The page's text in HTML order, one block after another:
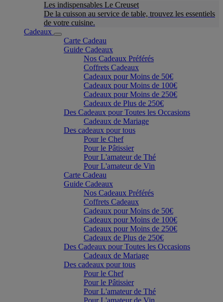
Les indispensables Le Creuset
De la cuisson au service de table, trouvez les essentiels
de votre cuisine.
Cadeaux
Carte Cadeau
Guide Cadeaux
Nos Cadeaux Préférés
Coffrets Cadeaux
Cadeaux pour Moins de 50€
Cadeaux pour Moins de 100€
Cadeaux pour Moins de 250€
Cadeaux de Plus de 250€
Des Cadeaux pour Toutes les Occasions
Cadeaux de Mariage
Des cadeaux pour tous
Pour le Chef
Pour le Pâtissier
Pour L'amateur de Thé
Pour L'amateur de Vin
Carte Cadeau
Guide Cadeaux
Nos Cadeaux Préférés
Coffrets Cadeaux
Cadeaux pour Moins de 50€
Cadeaux pour Moins de 100€
Cadeaux pour Moins de 250€
Cadeaux de Plus de 250€
Des Cadeaux pour Toutes les Occasions
Cadeaux de Mariage
Des cadeaux pour tous
Pour le Chef
Pour le Pâtissier
Pour L'amateur de Thé
Pour L'amateur de Vin